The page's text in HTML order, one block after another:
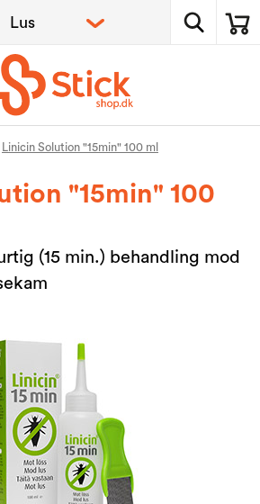
Linicin Solution "15min" 100 ml
"15min" 100
(15 min.) behandling mod